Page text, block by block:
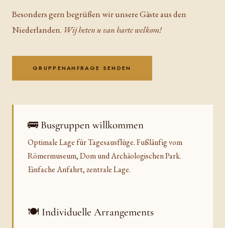
Besonders gern begrüßen wir unsere Gäste aus den
Niederlanden. Wij heten u van harte welkom!
GRUPPENANFRAGE SENDEN
🚌 Busgruppen willkommen
Optimale Lage für Tagesausflüge. Fußläufig vom
Römermuseum, Dom und Archäologischen Park.
Einfache Anfahrt, zentrale Lage.
🍽️ Individuelle Arrangements